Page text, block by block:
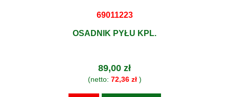
69011223
OSADNIK PYŁU KPL.
89,00 zł
(netto: 72,36 zł)